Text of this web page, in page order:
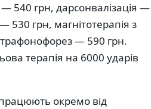
— 540 грн, дарсонвалізація —
530 грн, магнітотерапія з
— 590 грн.
терапія на 6000 ударів
окремо від